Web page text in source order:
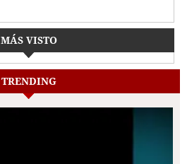
MÁS VISTO
TRENDING